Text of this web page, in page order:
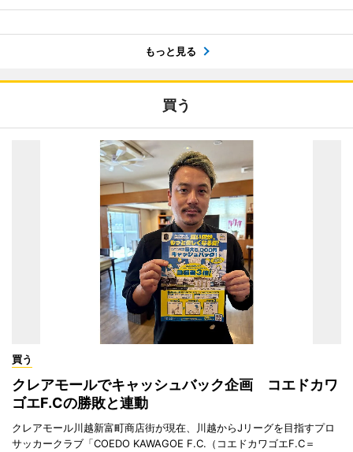
もっと見る
買う
買う
クレアモールでキャッシュバック企画 コエドカワ
ゴエF.Cの勝敗と連動
クレアモール川越新富町商店街が現在、川越からJリーグを目指すプロ
サッカークラブ「COEDO KAWAGOE F.C.（コエドカワゴエF.C＝